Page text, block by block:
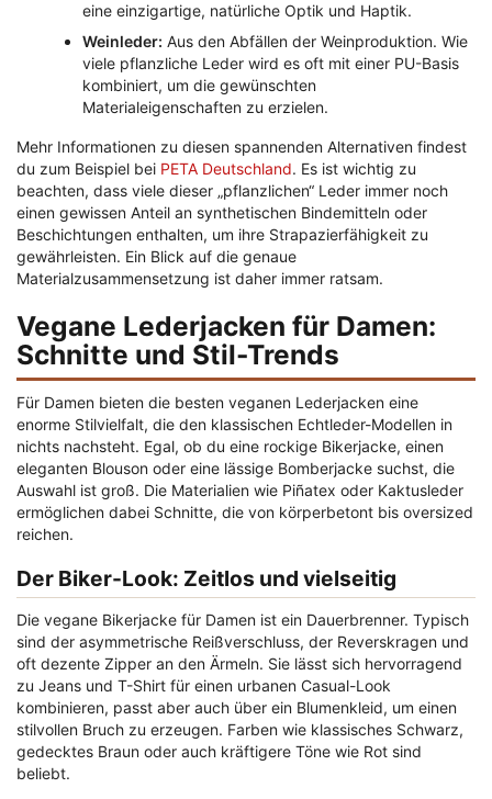
eine einzigartige, natürliche Optik und Haptik.
Weinleder: Aus den Abfällen der Weinproduktion. Wie
viele pflanzliche Leder wird es oft mit einer PU-Basis
kombiniert, um die gewünschten
Materialeigenschaften zu erzielen.
Mehr Informationen zu diesen spannenden Alternativen findest
du zum Beispiel bei PETA Deutschland. Es ist wichtig zu
beachten, dass viele dieser „pflanzlichen“ Leder immer noch
einen gewissen Anteil an synthetischen Bindemitteln oder
Beschichtungen enthalten, um ihre Strapazierfähigkeit zu
gewährleisten. Ein Blick auf die genaue
Materialzusammensetzung ist daher immer ratsam.
Vegane Lederjacken für Damen:
Schnitte und Stil-Trends
Für Damen bieten die besten veganen Lederjacken eine
enorme Stilvielfalt, die den klassischen Echtleder-Modellen in
nichts nachsteht. Egal, ob du eine rockige Bikerjacke, einen
eleganten Blouson oder eine lässige Bomberjacke suchst, die
Auswahl ist groß. Die Materialien wie Piñatex oder Kaktusleder
ermöglichen dabei Schnitte, die von körperbetont bis oversized
reichen.
Der Biker-Look: Zeitlos und vielseitig
Die vegane Bikerjacke für Damen ist ein Dauerbrenner. Typisch
sind der asymmetrische Reißverschluss, der Reverskragen und
oft dezente Zipper an den Ärmeln. Sie lässt sich hervorragend
zu Jeans und T-Shirt für einen urbanen Casual-Look
kombinieren, passt aber auch über ein Blumenkleid, um einen
stilvollen Bruch zu erzeugen. Farben wie klassisches Schwarz,
gedecktes Braun oder auch kräftigere Töne wie Rot sind
beliebt.